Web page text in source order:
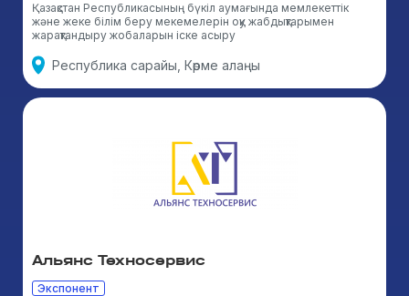
Қазақстан Республикасының бүкіл аумағында мемлекеттік
және жеке білім беру мекемелерін оқу жабдықтарымен
жарақтандыру жобаларын іске асыру
Республика сарайы, Көрме алаңы
Альянс Техносервис
Экспонент